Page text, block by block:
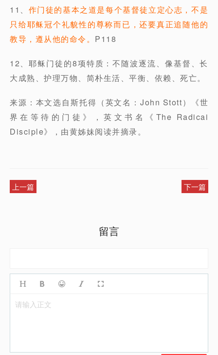
11、 作门徒的基本之道是每个基督徒立定心志，不是
只给耶稣冠个礼貌性的尊称而已，还要真正追随他的
教导，遵从他的命令。 P118
12、耶稣门徒的8项特质：不随波逐流、像基督、长
大成熟、护理万物、简朴生活、平衡、依赖、死亡。
来源：本文选自斯托得（英文名：John Stott）《世
界在等待的门徒》，英文书名《The Radicai
Disciple》，由黄姊妹阅读并摘录。
上一篇 下一篇
留言
请输入正文